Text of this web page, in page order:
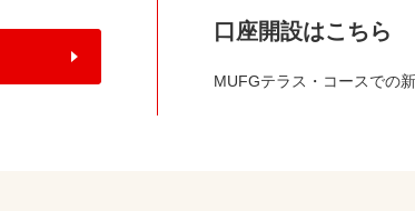
口座開設はこちら
MUFGテラス・コースでの